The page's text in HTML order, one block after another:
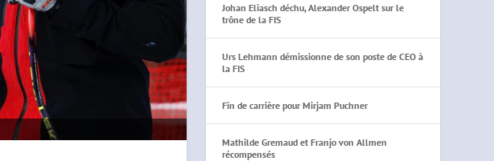
Johan Eliasch déchu, Alexander Ospelt sur le
trône de la FIS
Urs Lehmann démissionne de son poste de CEO à
la FIS
Fin de carrière pour Mirjam Puchner
Mathilde Gremaud et Franjo von Allmen
récompensés